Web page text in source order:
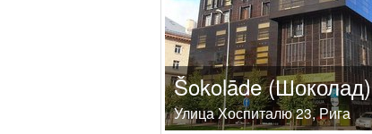
Šokolāde (Шоколад)
Улица Хоспиталю 23, Рига